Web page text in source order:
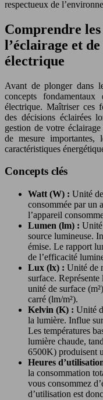
respectueux de
Comprendre
l’éclairage et
électrique
Avant de plonger dans
concepts
électrique. Maîtriser ces
des décisions éclairées
gestion de votre
de mesure importantes,
caractéristiques
Concepts clés
Watt (W) : Unité
consommée par un
l’appareil
Lumen (lm) :
source lumineuse.
émise. Le rapport
de l’efficacité
Lux (lx) : Unité de
surface.
unité de surface
carré (lm/m²).
Kelvin (K) : Unité
la lumière. Influe
Les températures
lumière chaude,
6500K) produisent
Heures
la consommation
vous consommez
d’utilisation est